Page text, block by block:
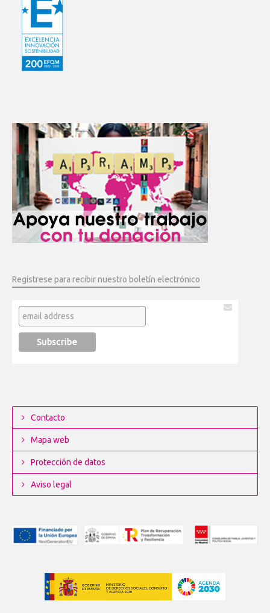
Regístrese para recibir nuestro boletín electrónico
Contacto
Mapa web
Protección de datos
Aviso legal